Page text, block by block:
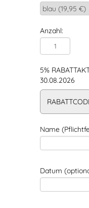
Anzahl:
5%
30.08.2026
Name
Datum